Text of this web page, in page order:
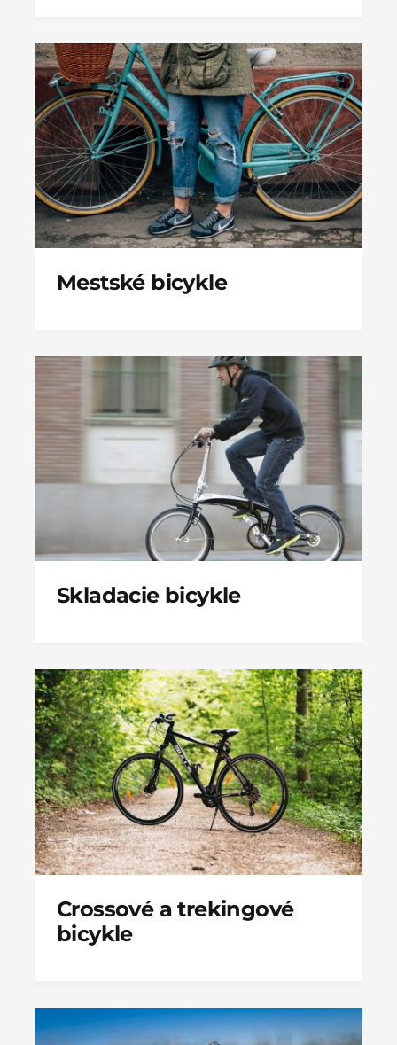
Mestské bicykle
Skladacie bicykle
Crossové a trekingové
bicykle